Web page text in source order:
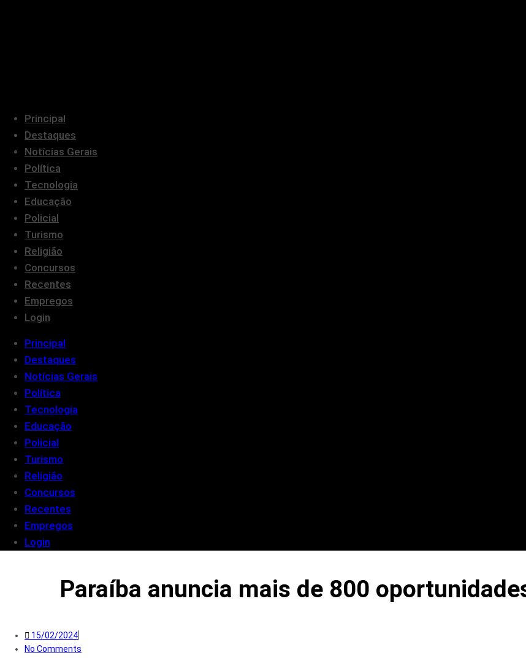
Principal
Destaques
Notícias Gerais
Política
Tecnologia
Educação
Policial
Turismo
Religião
Concursos
Recentes
Empregos
Login
Principal
Destaques
Notícias Gerais
Política
Tecnologia
Educação
Policial
Turismo
Religião
Concursos
Recentes
Empregos
Login
Paraíba anuncia mais de 800
15/02/2024
No Comments